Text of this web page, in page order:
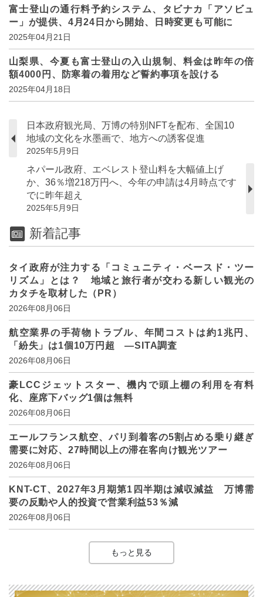
富士登山の通行料予約システム、タビナカ「アソビュ
ー」が提供、4月24日から開始、日時変更も可能に
2025年04月21日
山梨県、今夏も富士登山の入山規制、料金は昨年の倍
額4000円、防寒着の着用など誓約事項を設ける
2025年04月18日
日本政府観光局、万博の特別NFTを配布、全国10
地域の文化を水墨画で、地方への誘客促進
2025年5月9日
ネパール政府、エベレスト登山料を大幅値上げ
か、36％増218万円へ、今年の申請は4月時点です
でに昨年超え
2025年5月9日
新着記事
タイ政府が注力する「コミュニティ・ベースド・ツー
リズム」とは？ 地域と旅行者が交わる新しい観光の
カタチを取材した（PR）
2026年08月06日
航空業界の手荷物トラブル、年間コストは約1兆円、
「紛失」は1個10万円超 ―SITA調査
2026年08月06日
豪LCCジェットスター、機内で頭上棚の利用を有料
化、座席下バッグ1個は無料
2026年08月06日
エールフランス航空、パリ到着客の5割占める乗り継ぎ
需要に対応、27時間以上の滞在客向け観光ツアー
2026年08月06日
KNT-CT、2027年3月期第1四半期は減収減益 万博需
要の反動や人的投資で営業利益53％減
2026年08月06日
もっと見る